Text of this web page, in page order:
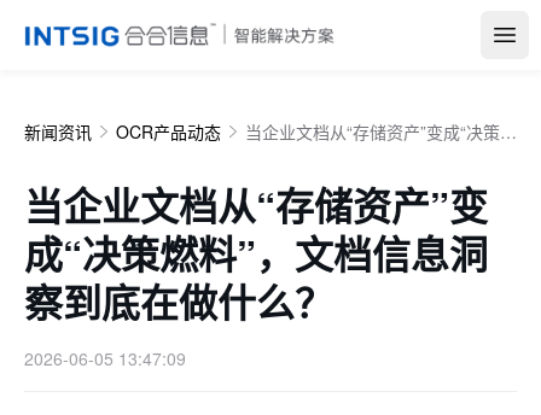
新闻资讯 OCR产品动态 当企业文档从“存储资产”变成“决策燃料”，文档信息洞察到底在做什么？
当企业文档从“存储资产”变
成“决策燃料”，文档信息洞
察到底在做什么？
2026-06-05 13:47:09